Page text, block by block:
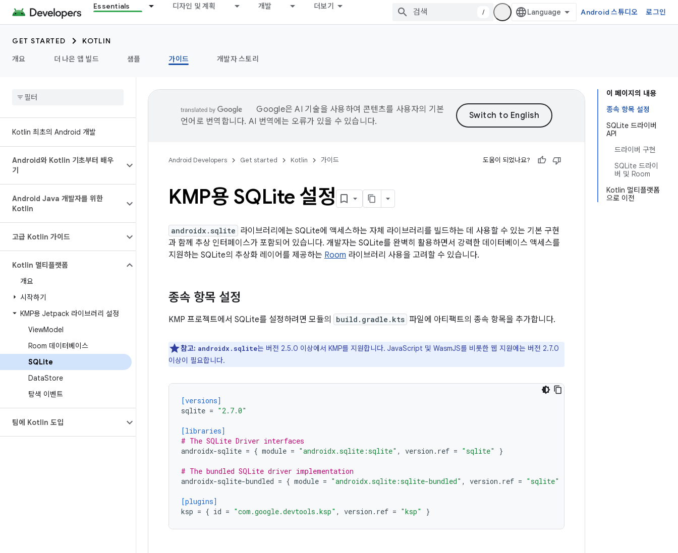
Essentials 디자인 및 계획 개발 더보기
/ Android 스튜디오 로그인
GET STARTED
KOTLIN
개요
더 나은 앱 빌드 샘플 가이드 개발자 스토리
Kotlin 최초의 Android 개발
Android와 Kotlin 기초부터 배우
기
Android Java 개발자를 위한
Kotlin
고급 Kotlin 가이드
Kotlin 멀티플랫폼
개요
시작하기
KMP용 Jetpack 라이브러리 설정
ViewModel
Room 데이터베이스
SQLite
DataStore
탐색 이벤트
팀에 Kotlin 도입
이 페이지의 내용
종속 항목 설정
SQLite 드라이버
API
드라이버 구현
SQLite 드라이
버 및 Room
Kotlin 멀티플랫폼
으로 이전
Google은 AI 기술을 사용하여 콘텐츠를 사용자의 기본
언어로 번역합니다. AI 번역에는 오류가 있을 수 있습니다.
Android Developers Get started Kotlin 가이드 도움이 되었나요?
KMP용 SQLite 설정
androidx.sqlite 라이브러리에는 SQLite에 액세스하는 자체 라이브러리를 빌드하는 데 사용할 수 있는 기본 구현
과 함께 추상 인터페이스가 포함되어 있습니다. 개발자는 SQLite를 완벽히 활용하면서 강력한 데이터베이스 액세스를
지원하는 SQLite의 추상화 레이어를 제공하는 Room 라이브러리 사용을 고려할 수 있습니다.
종속 항목 설정
KMP 프로젝트에서 SQLite를 설정하려면 모듈의 build.gradle.kts 파일에 아티팩트의 종속 항목을 추가합니다.
참고: androidx.sqlite는 버전 2.5.0 이상에서 KMP를 지원합니다. JavaScript 및 WasmJS를 비롯한 웹 지원에는 버전 2.7.0
이상이 필요합니다.
[versions]
sqlite = "2.7.0"
[libraries]
# The SQLite Driver interfaces
androidx-sqlite = { module = "androidx.sqlite:sqlite" , version . ref = "sqlite" }
# The bundled SQLite driver implementation
androidx-sqlite-bundled = { module = "androidx.sqlite:sqlite-bundled" , version . ref = "sqlite"
[plugins]
ksp = { id = "com.google.devtools.ksp" , version . ref = "ksp" }